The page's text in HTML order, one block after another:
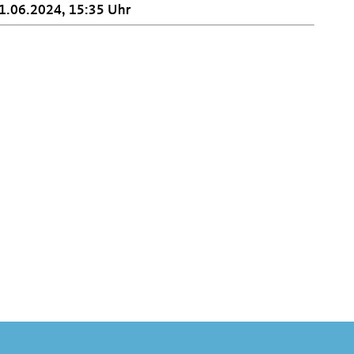
15:35 Uhr